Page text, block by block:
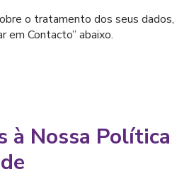
o tratamento dos seus dados,
em Contacto” abaixo.
à Nossa Política